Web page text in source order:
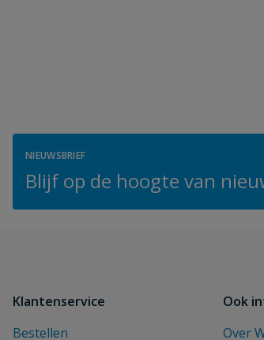
NIEUWSBRIEF
Blijf op de hoogte van
Klantenservice
Bestellen
Ook
Over